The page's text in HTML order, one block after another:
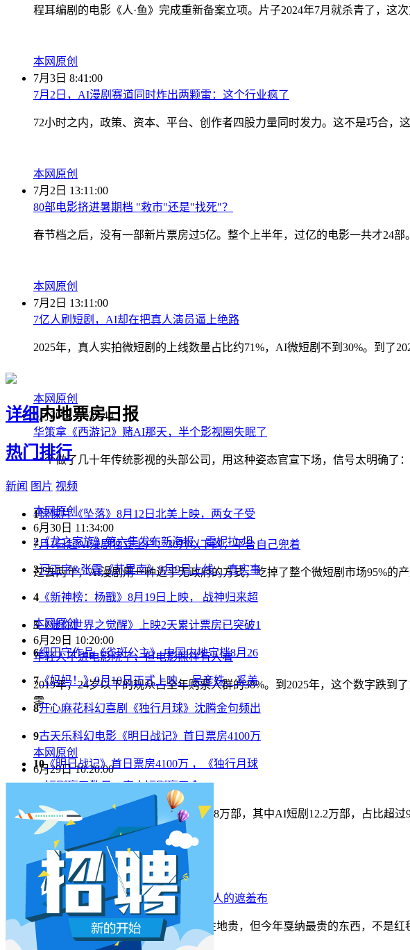
程耳编剧的电影《人·鱼》完成重新备案立项。片子2024年7月就杀青了，这
本网原创
7月3日 8:41:00
7月2日，AI漫剧赛道同时炸出两颗雷：这个行业疯了
72小时之内，政策、资本、平台、创作者四股力量同时发力。这不是巧合，
本网原创
7月2日 13:11:00
80部电影挤进暑期档 "救市"还是"找死"？
春节档之后，没有一部新片票房过5亿。整个上半年，过亿的电影一共才24
本网原创
7月2日 13:11:00
7亿人刷短剧，AI却在把真人演员逼上绝路
2025年，真人实拍微短剧的上线数量占比约71%，AI微短剧不到30%。到了
本网原创
6月30日 11:35:44
华策拿《西游记》赌AI那天，半个影视圈失眠了
一个做了几十年传统影视的头部公司，用这种姿态官宣下场，信号太明确了
本网原创
6月30日 11:34:00
7月1日起AI漫剧独立上户：30万以下的，平台自己兜着
过去两年，AI漫剧用一种近乎无政府的方式，吃掉了整个微短剧市场95%的
本网原创
6月29日 10:20:00
年轻人不进电影院了，但电影照样有人看
2019年，24岁以下的观众占全年购票人群的38%。到2025年，这个数字跌到
零…
本网原创
6月29日 10:20:00
AI短剧赢了数量，真人短剧赢了命
2026年一季度，全行业上线微短剧12.8万部，其中AI短剧12.2万部，占比超
本网原创
6月28日 13:03:00
戛纳一句"Fuck AI"，喊出了多少电影人的遮羞布
2026年6月，法国南部的阳光一如既往地贵，但今年戛纳最贵的东西，不是红
详细内地票房日报
热门排行
新闻 图片 视频
1惊悚片《坠落》8月12日北美上映，两女子受
2《龙之家族》第六集发布新海报，雷妮拉·坦
3河正宇&张震《苏里南》9月9日上线， 真实事
4 《新神榜：杨戬》8月19日上映， 战神归来超
5《迷你世界之觉醒》上映2天累计票房已突破1
6细田守作品《雀斑公主》 中国内地定档8月26
7《妈妈！》9月10日正式上映， 吴彦姝、奚美
8开心麻花科幻喜剧《独行月球》沈腾金句频出
9古天乐科幻电影《明日战记》首日票房4100万
10《明日战记》首日票房4100万 ，《独行月球